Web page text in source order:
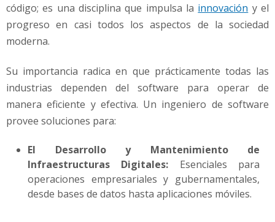
código; es una disciplina que impulsa la innovación y el
progreso en casi todos los aspectos de la sociedad
moderna.
Su importancia radica en que prácticamente todas las
industrias dependen del software para operar de
manera eficiente y efectiva. Un ingeniero de software
provee soluciones para:
El Desarrollo y Mantenimiento de
Infraestructuras Digitales: Esenciales para
operaciones empresariales y gubernamentales,
desde bases de datos hasta aplicaciones móviles.